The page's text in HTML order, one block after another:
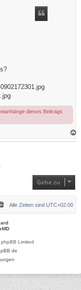
dieses Beitrags
Gehe zu
Alle Zeiten sind UTC+02:00
Limited